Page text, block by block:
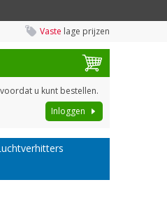
Vaste lage prijzen
u kunt bestellen.
Inloggen